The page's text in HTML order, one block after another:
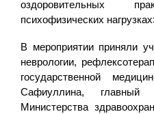
оздоровительных
психофизических
В мероприятии приняли
неврологии,
государственной
Сафиуллина, главный
Министерства